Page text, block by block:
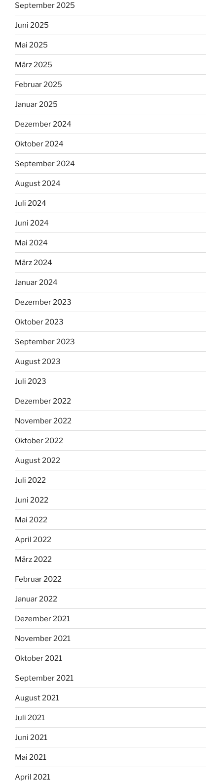
September 2025
Juni 2025
Mai 2025
März 2025
Februar 2025
Januar 2025
Dezember 2024
Oktober 2024
September 2024
August 2024
Juli 2024
Juni 2024
Mai 2024
März 2024
Januar 2024
Dezember 2023
Oktober 2023
September 2023
August 2023
Juli 2023
Dezember 2022
November 2022
Oktober 2022
August 2022
Juli 2022
Juni 2022
Mai 2022
April 2022
März 2022
Februar 2022
Januar 2022
Dezember 2021
November 2021
Oktober 2021
September 2021
August 2021
Juli 2021
Juni 2021
Mai 2021
April 2021